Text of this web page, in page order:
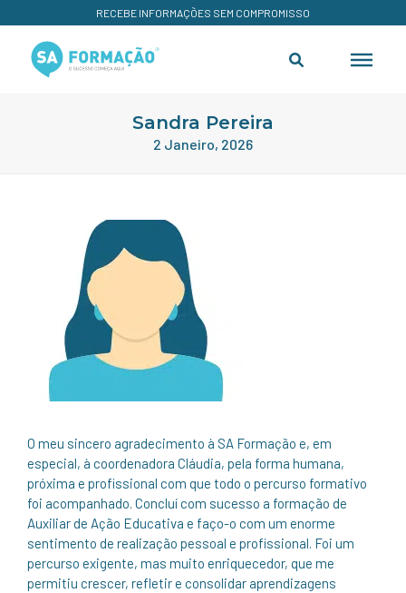
RECEBE INFORMAÇÕES SEM COMPROMISSO
Sandra Pereira
2 Janeiro, 2026
O meu sincero agradecimento à SA Formação e, em
especial, à coordenadora Cláudia, pela forma humana,
próxima e profissional com que todo o percurso formativo
foi acompanhado. Concluí com sucesso a formação de
Auxiliar de Ação Educativa e faço-o com um enorme
sentimento de realização pessoal e profissional. Foi um
percurso exigente, mas muito enriquecedor, que me
permitiu crescer, refletir e consolidar aprendizagens